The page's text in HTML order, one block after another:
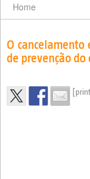
Home
O cancelamento
de prevenção do